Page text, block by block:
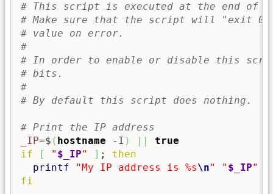
# This script is executed at the end of
# Make sure that the script will "exit 0"
# value on error.
#
# In order to enable or disable this
# bits.
#
# By default this script does nothing.
# Print the IP address
_IP=$ ( hostname -I )
true
if
[ " $_IP" ] ; then
printf
"My IP address is %s\n" " $_IP"
fi